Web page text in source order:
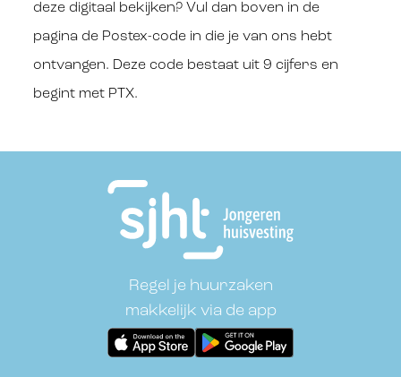
deze digitaal bekijken? Vul dan boven in de
pagina de Postex-code in die je van ons hebt
ontvangen. Deze code bestaat uit 9 cijfers en
begint met PTX.
Regel je huurzaken
makkelijk via de app